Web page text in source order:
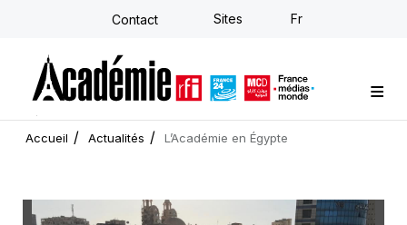
Aller
principal
Contact Sites Fr
Formations sur-mesure
Conseil stratégique
E-learning individuel
L'Académie
Actualités
Newsletter
Accueil Actualités L’Académie en Égypte